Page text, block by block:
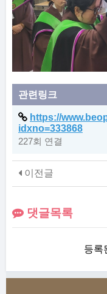
관련링크
https://
idxno=333868
227회 연결
이전글
댓글목록
등록